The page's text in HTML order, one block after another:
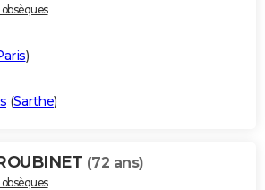
)
(Sarthe)
(72 ans)